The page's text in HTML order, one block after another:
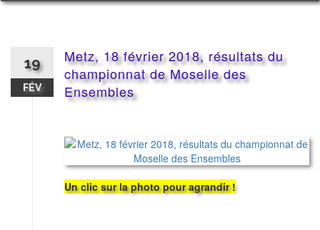
Aller
19
FÉV
Metz, 18 février 2018, résultats du
championnat de Moselle des
Ensembles
Un clic sur la photo pour agrandir !